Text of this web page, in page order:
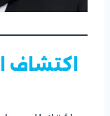
اكتشاف